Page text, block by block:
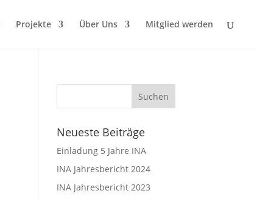
Projekte Über Uns Mitglied werden
Neueste Beiträge
Einladung 5 Jahre INA
INA Jahresbericht 2024
INA Jahresbericht 2023